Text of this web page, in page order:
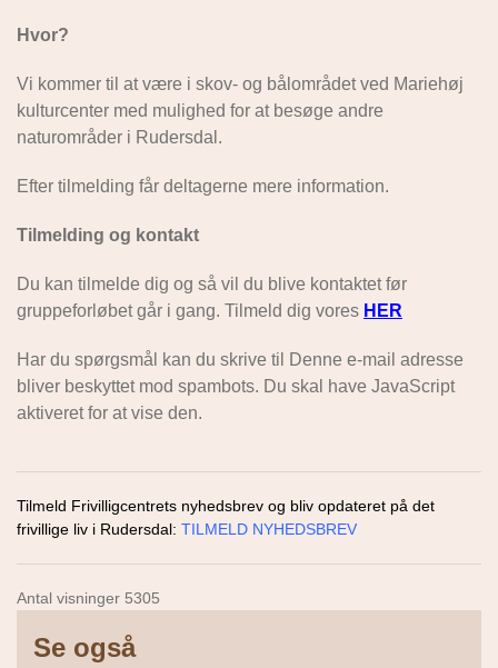
Hvor?
Vi kommer til at være i skov- og bålområdet ved Mariehøj
kulturcenter med mulighed for at besøge andre
naturområder i Rudersdal.
Efter tilmelding får deltagerne mere information.
Tilmelding og kontakt
Du kan tilmelde dig og så vil du blive kontaktet før
gruppeforløbet går i gang. Tilmeld dig vores HER
Har du spørgsmål kan du skrive til
Denne e-mail adresse
bliver beskyttet mod spambots. Du skal have JavaScript
aktiveret for at vise den.
Tilmeld Frivilligcentrets nyhedsbrev og bliv opdateret på det
frivillige liv i Rudersdal: TILMELD NYHEDSBREV
Antal visninger 5305
Se også